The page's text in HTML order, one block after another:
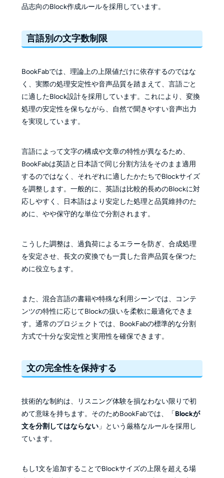
品志向のBlock作成ルールを採用しています。
言語別の文字数制限
BookFabでは、理論上の上限値だけに依存するのではな
く、実際の処理安定性や音声品質を踏まえて、言語ごと
に適したBlock設計を採用しています。これにより、変換
処理の安定性を保ちながら、自然で聞きやすい音声出力
を実現しています。
言語によって文字の構成や文章の特性が異なるため、
BookFabは英語と日本語で同じ分割方法をそのまま適用
するのではなく、それぞれに適したかたちでBlockサイズ
を調整します。一般的に、英語は比較的長めのBlockに対
応しやすく、日本語はより安定した処理と品質維持のた
めに、やや保守的な単位で分割されます。
こうした調整は、過負荷によるエラーを防ぎ、合成処理
を安定させ、長文の変換でも一貫した音声品質を保つた
めに役立ちます。
また、混合言語の書籍や特殊な利用シーンでは、コンテ
ンツの特性に応じてBlockの扱いを柔軟に最適化できま
す。通常のプロジェクトでは、BookFabの標準的な分割
方式で十分な安定性と実用性を確保できます。
文の完全性を保持する
技術的な制約は、リスニング体験を損なわない限りで初
めて意味を持ちます。そのためBookFabでは、「Blockが
文を分割してはならない」という厳格なルールを採用し
ています。
もし1文を追加することでBlockサイズの上限を超える場